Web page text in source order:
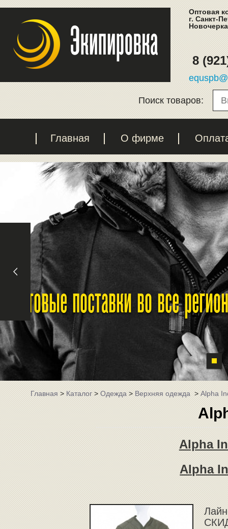
Оптовая
г. Санкт-
8
Поиск товаров:
Главная О фирме
Оптовые поставки во все
Главная>Каталог>Одежда>Верхняя одежда>Alpha
Alpha
Alpha